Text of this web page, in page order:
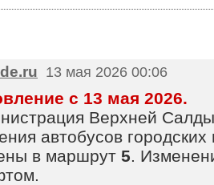
13 мая 2026 00:06
с 13 мая 2026.
Верхней
автобусов
в маршрут 5.